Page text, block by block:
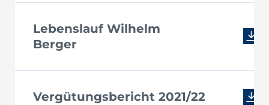
Lebenslauf Wilhelm
Berger
Vergütungsbericht 2021/22